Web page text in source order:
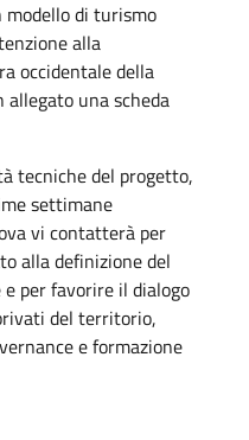
modello di turismo
alla
occidentale della
allegato una scheda
tecniche del progetto,
settimane
vi contatterà per
alla definizione del
per favorire il dialogo
del territorio,
e formazione